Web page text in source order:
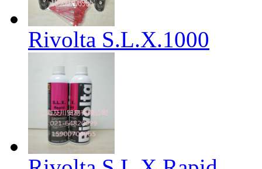
Rivolta S.L.X.1000